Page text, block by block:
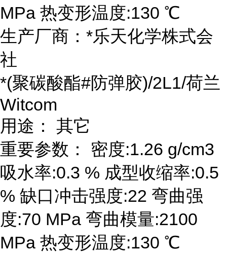
MPa 热变形温度:130 ℃
生产厂商：*乐天化学株式会
社
*(聚碳酸酯#防弹胶)/2L1/荷兰
Witcom
用途： 其它
重要参数： 密度:1.26 g/cm3
吸水率:0.3 % 成型收缩率:0.5
% 缺口冲击强度:22 弯曲强
度:70 MPa 弯曲模量:2100
MPa 热变形温度:130 ℃